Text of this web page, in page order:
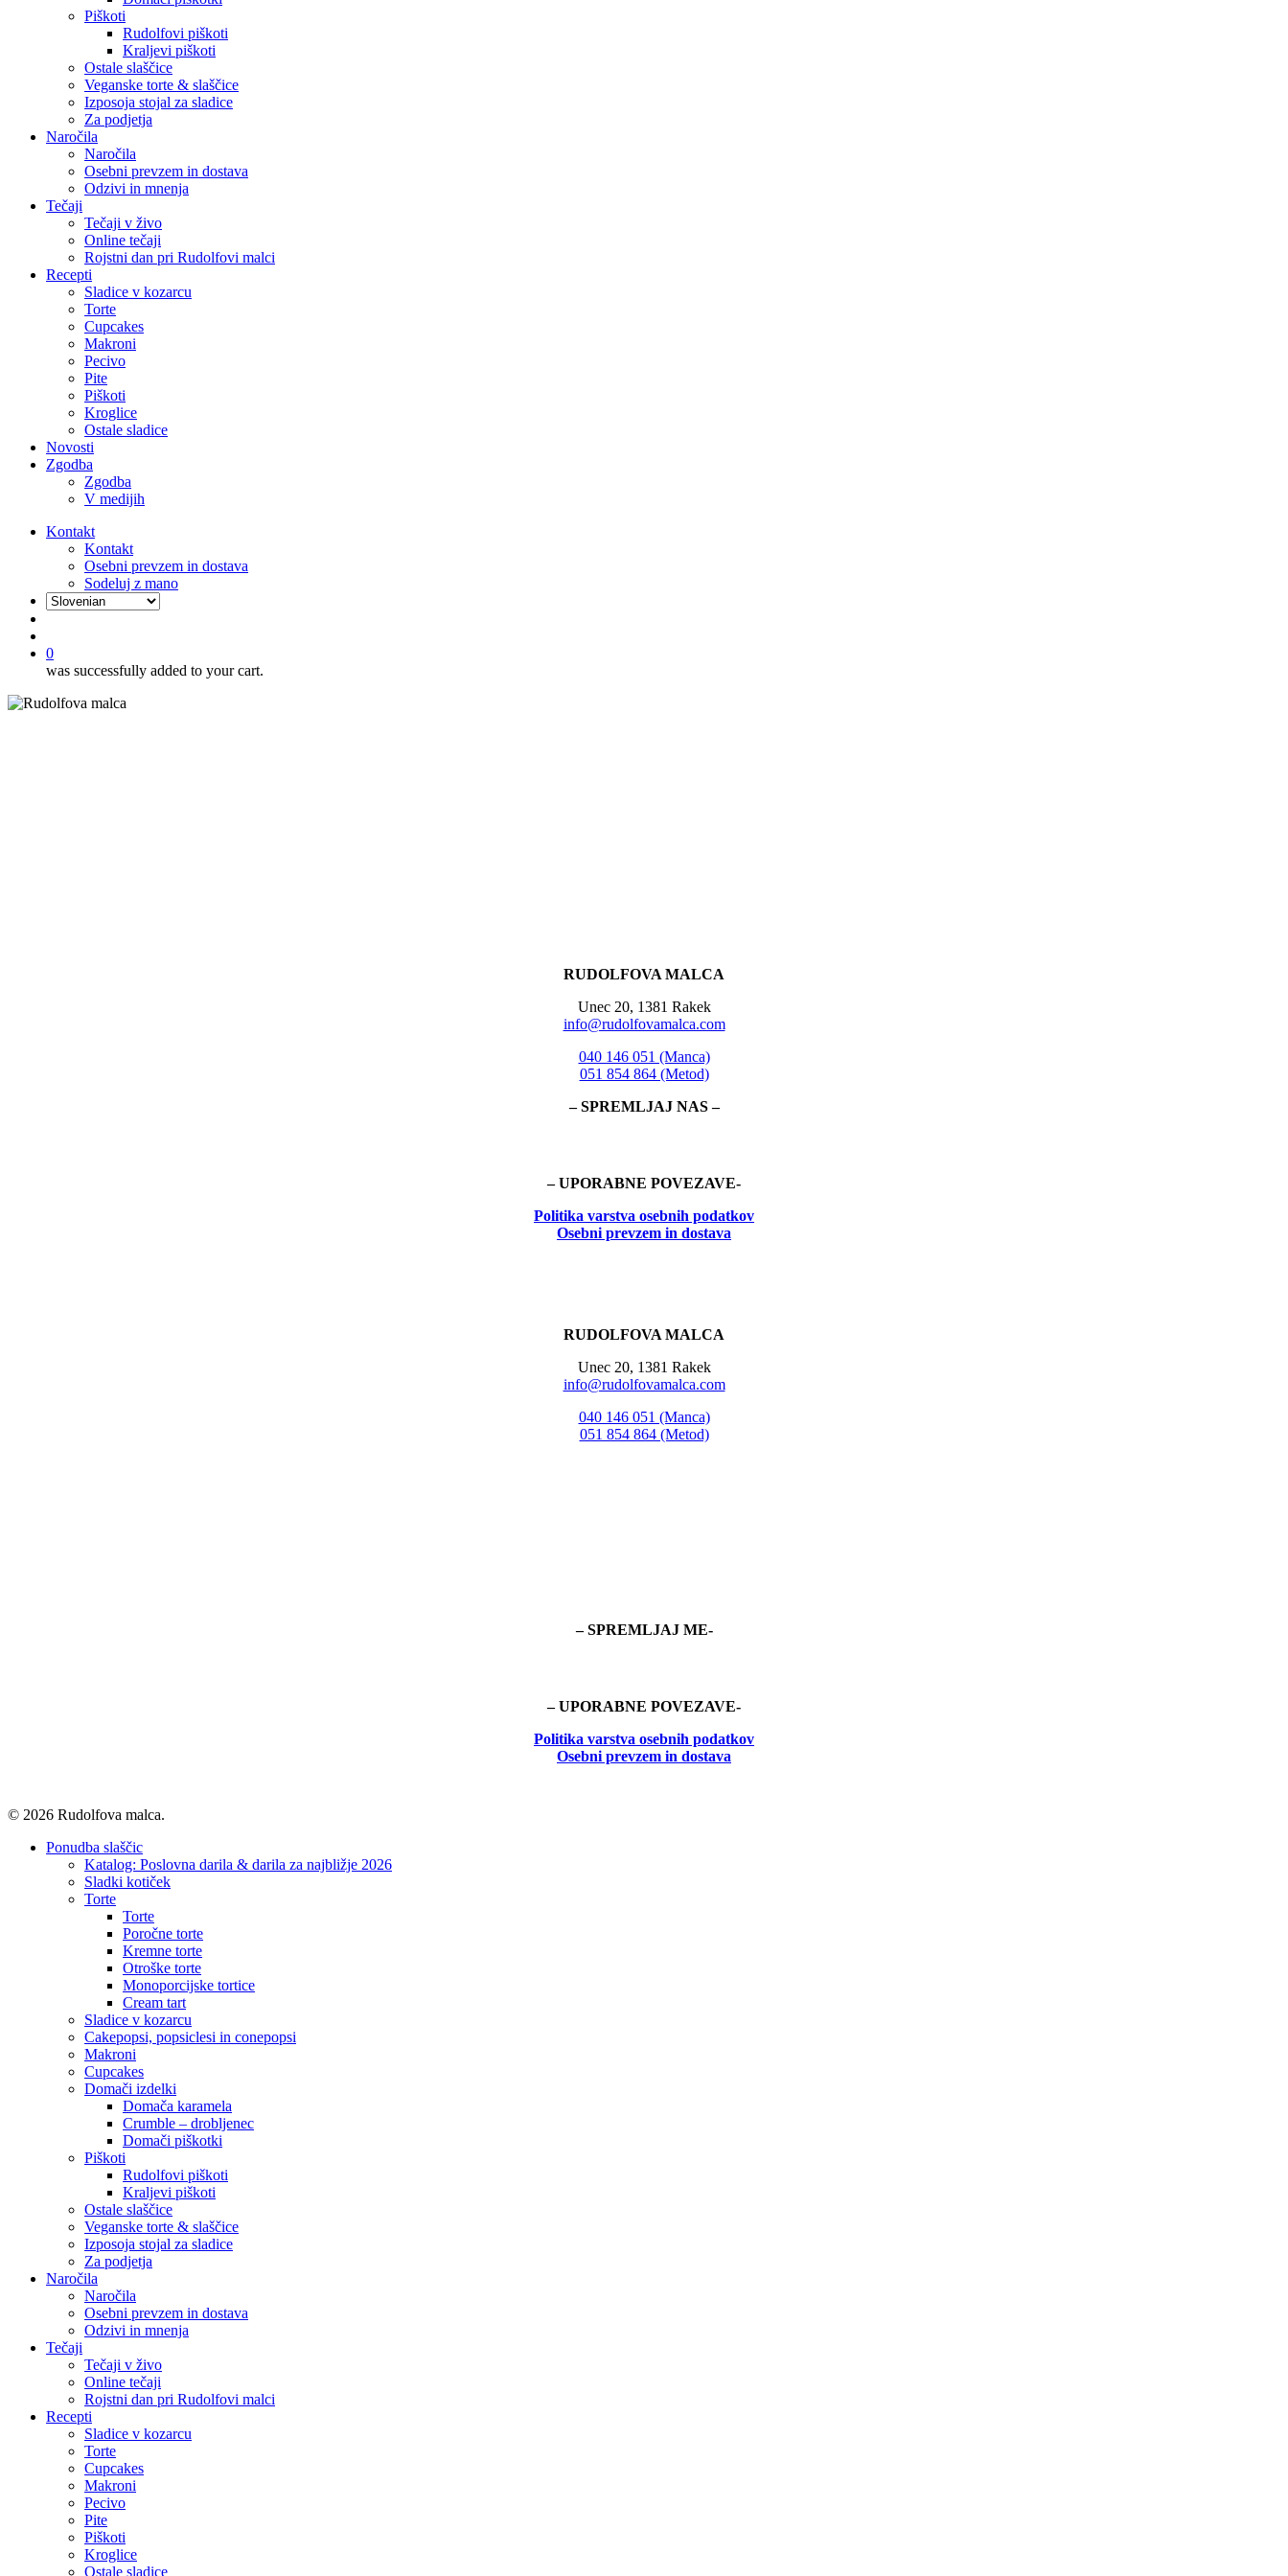
Piškoti
Rudolfovi piškoti
Kraljevi piškoti
Ostale slaščice
Veganske torte & slaščice
Izposoja stojal za sladice
Za podjetja
Naročila
Naročila
Osebni prevzem in dostava
Odzivi in mnenja
Tečaji
Tečaji v živo
Online tečaji
Rojstni dan pri Rudolfovi malci
Recepti
Sladice v kozarcu
Torte
Cupcakes
Makroni
Pecivo
Pite
Piškoti
Kroglice
Ostale sladice
Novosti
Zgodba
Zgodba
V medijih
Kontakt
Kontakt
Osebni prevzem in dostava
Sodeluj z mano
0
was successfully added to your cart.
RUDOLFOVA MALCA
Unec 20, 1381 Rakek
info@rudolfovamalca.com
040 146 051 (Manca)
051 854 864 (Metod)
– SPREMLJAJ NAS –
– UPORABNE POVEZAVE-
Politika varstva osebnih podatkov
Osebni prevzem in dostava
RUDOLFOVA MALCA
Unec 20, 1381 Rakek
info@rudolfovamalca.com
040 146 051 (Manca)
051 854 864 (Metod)
– SPREMLJAJ ME-
– UPORABNE POVEZAVE-
Politika varstva osebnih podatkov
Osebni prevzem in dostava
© 2026 Rudolfova malca.
Close
Ponudba slaščic
Katalog: Poslovna darila & darila za najbližje 2026
Sladki kotiček
Torte
Torte
Poročne torte
Kremne torte
Otroške torte
Monoporcijske tortice
Cream tart
Sladice v kozarcu
Cakepopsi, popsiclesi in conepopsi
Makroni
Cupcakes
Domači izdelki
Domača karamela
Crumble – drobljenec
Domači piškotki
Piškoti
Rudolfovi piškoti
Kraljevi piškoti
Ostale slaščice
Veganske torte & slaščice
Izposoja stojal za sladice
Za podjetja
Naročila
Naročila
Osebni prevzem in dostava
Odzivi in mnenja
Tečaji
Tečaji v živo
Online tečaji
Rojstni dan pri Rudolfovi malci
Recepti
Sladice v kozarcu
Torte
Cupcakes
Makroni
Pecivo
Pite
Piškoti
Kroglice
Ostale sladice